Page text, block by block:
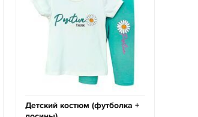
Детский костюм (футболка +